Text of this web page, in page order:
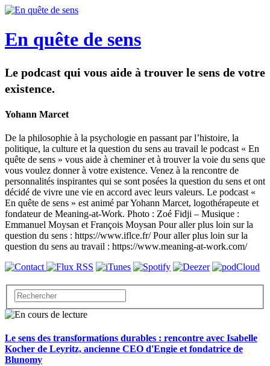
En quête de sens
Le podcast qui vous aide à trouver le sens de votre
existence.
Yohann Marcet
De la philosophie à la psychologie en passant par l’histoire, la
politique, la culture et la question du sens au travail le podcast « En
quête de sens » vous aide à cheminer et à trouver la voie du sens que
vous voulez donner à votre existence. Venez à la rencontre de
personnalités inspirantes qui se sont posées la question du sens et ont
décidé de vivre une vie en accord avec leurs valeurs. Le podcast «
En quête de sens » est animé par Yohann Marcet, logothérapeute et
fondateur de Meaning-at-Work. Photo : Zoé Fidji – Musique :
Emmanuel Moysan et François Moysan Pour aller plus loin sur la
question du sens : https://www.iflce.fr/ Pour aller plus loin sur la
question du sens au travail : https://www.meaning-at-work.com/
Le sens des transformations durables : rencontre avec Isabelle
Kocher de Leyritz, ancienne CEO d'Engie et fondatrice de
Blunomy